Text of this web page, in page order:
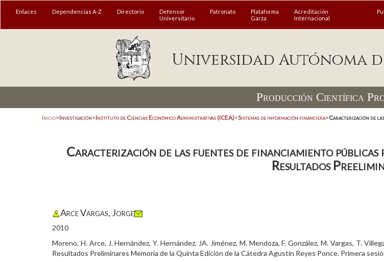
Enlaces Dependencias A-Z Directorio
Defensor
Universitario
Patronato
Plataforma
Garza
Acreditación
Internacional
Universidad Autónoma
Producción Científica
Inicio>Investigación>Instituto de Ciencias Económico Administrativas (ICEA)>Sistemas de información financiera>Caracterización de
Caracterización de las fuentes de financiamiento públicas
Resultados
Arce Vargas, Jorge
2010
Moreno, H. Arce, J. Hernández, Y. Hernández, JA. Jiménez, M. Mendoza, F. González, M. Vargas, T.
Resultados Preliminares Memoria de la Quinta Edición de la Cátedra Agustín Reyes Ponce. Primera